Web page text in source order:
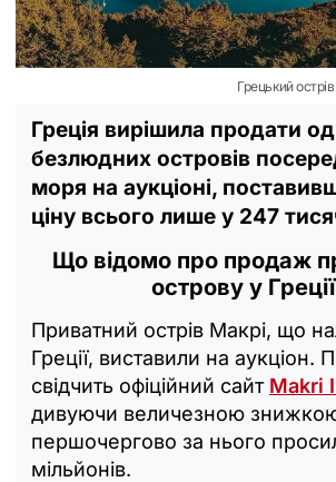
Грецький
Греція вирішила продати
безлюдних островів
моря на аукціоні,
ціну всього лише у 247
Що відомо про продаж
острову у
Приватний острів Макрі, що
Греції, виставили на аукціон.
свідчить офіційний сайт Makri
дивуючи величезною
першочергово за нього
мільйонів.